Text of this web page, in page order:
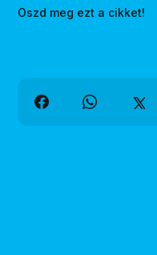
Oszd meg ezt a cikket!